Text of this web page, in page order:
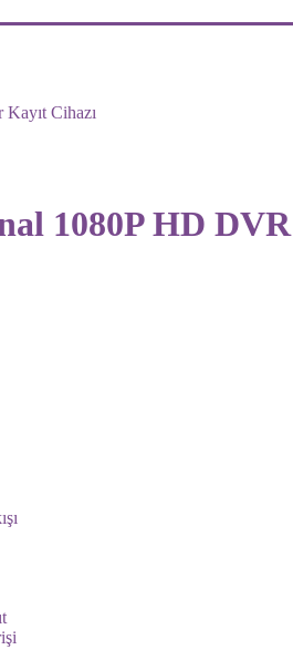
Cihazı
1080P HD